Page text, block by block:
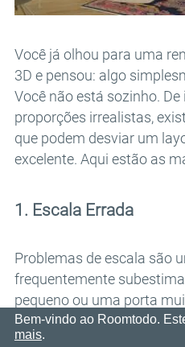
Senha
Cadastro
Enviaremos um e-mail
Você já olhou para uma
3D e pensou: algo
Você não está sozinho.
proporções irrealistas,
que podem desviar um
excelente. Aqui estão as
1. Escala Errada
Problemas de escala são
frequentemente
pequeno ou uma porta
inteiro parecer não
não consiga identificar o
Bem-vindo ao Roomtodo.
mais.